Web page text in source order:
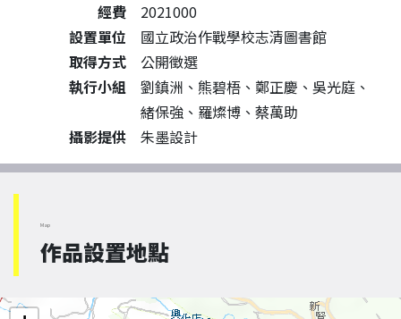
經費
2021000
設置單位
國立政治作戰學校志清圖書館
取得方式
公開徵選
執行小組
劉鎮洲、熊碧梧、鄭正慶、吳光庭、
緒保強、羅燦博、蔡萬助
攝影提供
朱墨設計
Map
作品設置地點